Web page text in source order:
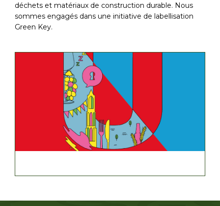
déchets et matériaux de construction durable. Nous
sommes engagés dans une initiative de labellisation
Green Key.